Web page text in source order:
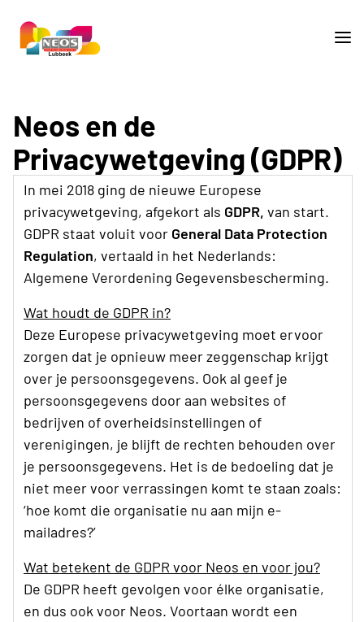
Neos en de
Privacywetgeving (GDPR)
In mei 2018 ging de nieuwe Europese
privacywetgeving, afgekort als GDPR, van start.
GDPR staat voluit voor General Data Protection
Regulation, vertaald in het Nederlands:
Algemene Verordening Gegevensbescherming.
Wat houdt de GDPR in?
Deze Europese privacywetgeving moet ervoor
zorgen dat je opnieuw meer zeggenschap krijgt
over je persoonsgegevens. Ook al geef je
persoonsgegevens door aan websites of
bedrijven of overheidsinstellingen of
verenigingen, je blijft de rechten behouden over
je persoonsgegevens. Het is de bedoeling dat je
niet meer voor verrassingen komt te staan zoals:
‘hoe komt die organisatie nu aan mijn e-
mailadres?’
Wat betekent de GDPR voor Neos en voor jou?
De GDPR heeft gevolgen voor élke organisatie,
en dus ook voor Neos. Voortaan wordt een